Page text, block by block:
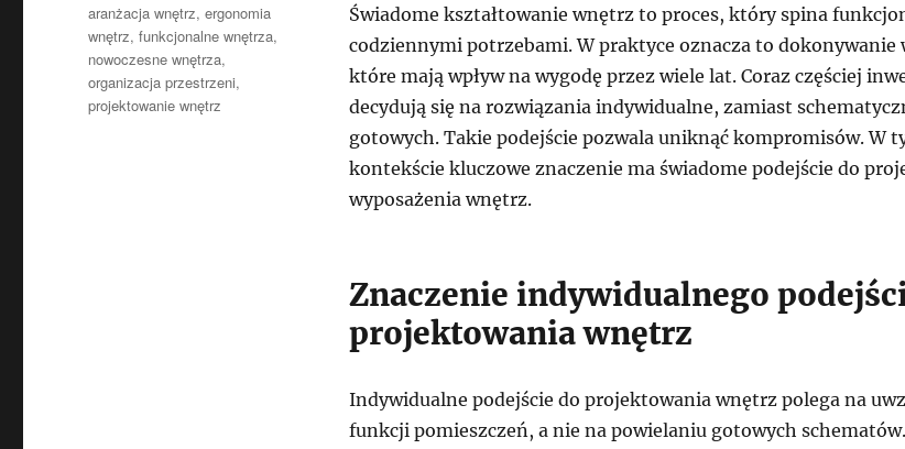
Świadome kształtowanie wnętrz to proces, który spina
codziennymi potrzebami. W praktyce oznacza to dokonywanie
które mają wpływ na wygodę przez wiele lat. Coraz częściej
decydują się na rozwiązania indywidualne, zamiast
gotowych. Takie podejście pozwala uniknąć kompromisów. W
kontekście kluczowe znaczenie ma świadome podejście do
wyposażenia wnętrz.
Znaczenie indywidualnego
projektowania wnętrz
Indywidualne podejście do projektowania wnętrz polega na
funkcji pomieszczeń, a nie na powielaniu gotowych
Tagi
aranżacja wnętrz,ergonomia
wnętrz,funkcjonalne wnętrza,
nowoczesne wnętrza,
organizacja przestrzeni,
projektowanie wnętrz